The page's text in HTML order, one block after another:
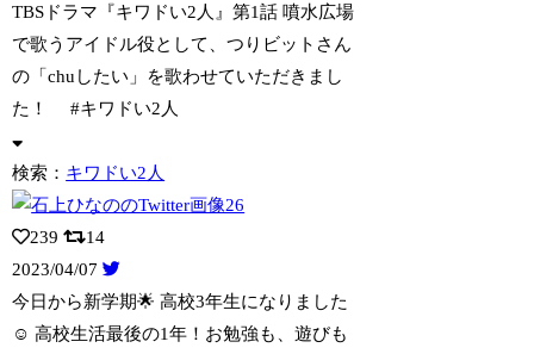
TBSドラマ『キワドい2人』第1話 噴水広場
で歌うアイドル役として、つりビットさ ん
の「chuしたい」を歌わせていただきまし
た！ #キワドい2人
検索： キワドい2人
239
14
2023/04/07
今日から新学期🌟 高校3年生になりました
☺︎ 高校生活最後の1年！お勉強も、遊びも